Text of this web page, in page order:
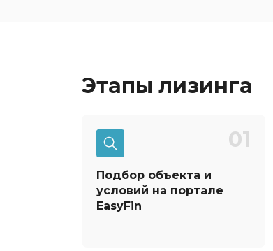
Этапы лизинга
01
Подбор объекта и
условий на портале
EasyFin